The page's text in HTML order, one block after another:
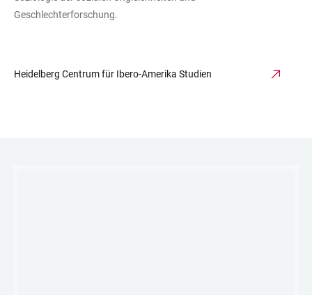
Geschlechterforschung.
Heidelberg Centrum für Ibero-Amerika Studien